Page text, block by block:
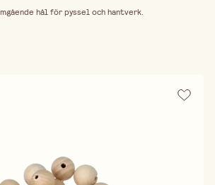
hål för pyssel och hantverk.